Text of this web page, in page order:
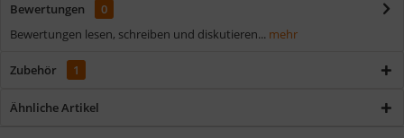
Bewertungen
0
Bewertungen lesen, schreiben und diskutieren... mehr
Zubehör 1
Ähnliche Artikel